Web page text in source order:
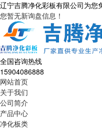
辽宁吉腾净化彩板有限公司为您
您暂无新询盘信息！
全国咨询热线
15904086888
网站首页
关于我们
公司简介
产品中心
净化板类